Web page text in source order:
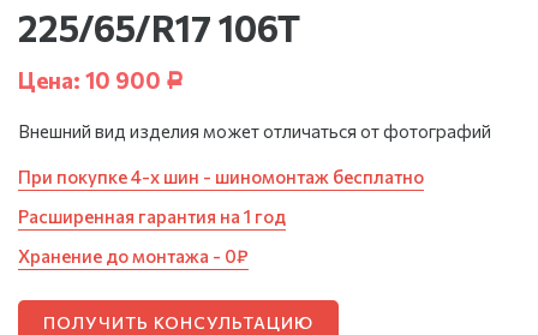
225/65/R17 106T
Цена: 10 900 Р
Внешний вид изделия может отличаться от фотографий
При покупке 4-х шин - шиномонтаж бесплатно
Расширенная гарантия на 1 год
Хранение до монтажа - 0₽
ПОЛУЧИТЬ КОНСУЛЬТАЦИЮ